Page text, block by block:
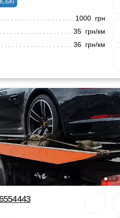
1000 грн
35 грн/км
36 грн/км